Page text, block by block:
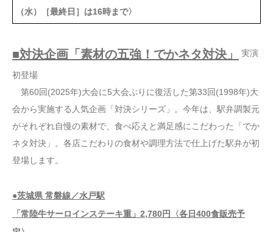
（水）［最終日］は16時まで〉
■対決企画「素材の五強！でかネタ対決」 実演
初登場
第60回(2025年)大会に5大会ぶりに復活した第33回(1998年)大
会から実施する人気企画「対決シリーズ」。今年は、駅弁調製元
がそれぞれ自慢の素材で、食べ応えと満足感にこだわった「でか
ネタ対決」。各店こだわりの食材や調理方法で仕上げた駅弁が初
登場します。
●茨城県 常磐線／水戸駅
「常陸牛サーロインステーキ重」2,780円〈各日400食販売予